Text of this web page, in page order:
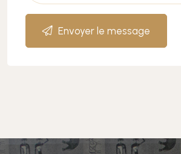
Envoyer le message